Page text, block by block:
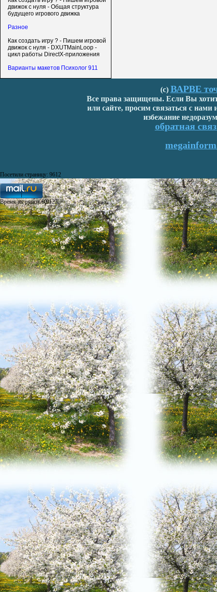
движок с нуля - Общая структура
будущего игрового движка
Разное
Как создать игру ? - Пишем игровой
движок с нуля - DXUTMainLoop -
цикл работы DirectX-приложения
Варианты макетов Психолог 911
(с) ВАРВЕ
Все права защищены. Если Вы
или сайте, просим связаться с
избежание
обратная
Посетили страницу: 9612
Время загрузки: 0,0123